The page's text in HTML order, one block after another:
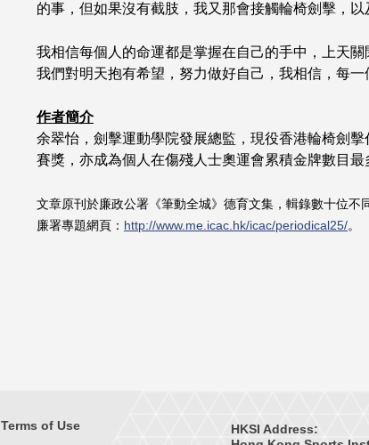
的事，但如果沒有截肢，我又那會接觸輪椅劍擊，以
我相信每個人的命運都是掌握在自己的手中，上天
我們對明天抱有希望，努力做好自己，我相信，每一
作者簡介
余翠怡，劍擊運動學院發展總監，現役香港輪椅劍
賽獎，亦成為個人在傷殘人士奧運會累積金牌數目最
文章原刊於廉政公署《筆動全城》德育文集，輯錄數十位不
廉署專題網頁： http://www.me.icac.hk/icac/periodical25/。
HKSI Address:
Terms of Use